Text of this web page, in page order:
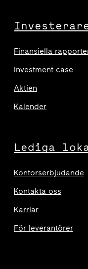
Finansiella
Investment case
Aktien
Kalender
Lediga
Kontorserbjudande
Kontakta oss
Karriär
För leverantörer